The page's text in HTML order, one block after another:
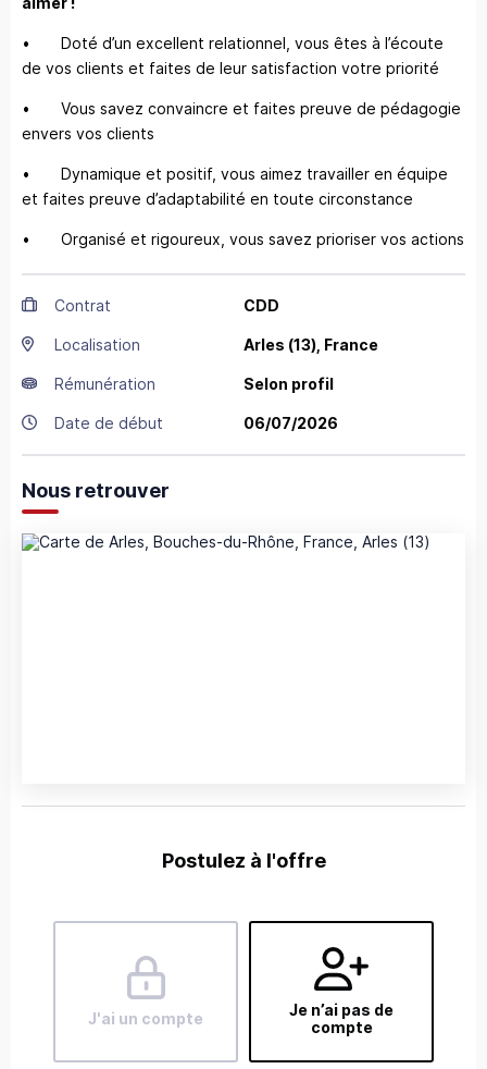
• Doté d’un excellent relationnel, vous êtes à l’écoute
de vos clients et faites de leur satisfaction votre priorité
• Vous savez convaincre et faites preuve de pédagogie
envers vos clients
• Dynamique et positif, vous aimez travailler en équipe
et faites preuve d’adaptabilité en toute circonstance
• Organisé et rigoureux, vous savez prioriser vos actions
Contrat CDD
Localisation Arles (13), France
Rémunération Selon profil
Date de début 06/07/2026
Nous retrouver
Postulez à l'offre
J'ai un compte
Je n’ai pas de
compte